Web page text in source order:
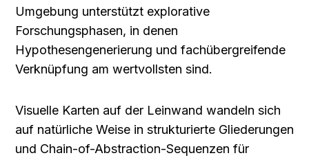
Umgebung unterstützt explorative
Forschungsphasen, in denen
Hypothesengenerierung und fachübergreifende
Verknüpfung am wertvollsten sind.
Visuelle Karten auf der Leinwand wandeln sich
auf natürliche Weise in strukturierte Gliederungen
und Chain-of-Abstraction-Sequenzen für